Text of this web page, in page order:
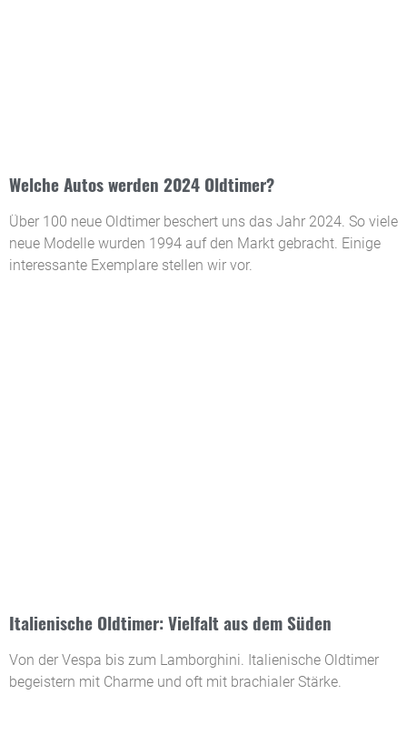
Welche Autos werden 2024 Oldtimer?
Über 100 neue Oldtimer beschert uns das Jahr 2024. So viele
neue Modelle wurden 1994 auf den Markt gebracht. Einige
interessante Exemplare stellen wir vor.
Italienische Oldtimer: Vielfalt aus dem Süden
Von der Vespa bis zum Lamborghini. Italienische Oldtimer
begeistern mit Charme und oft mit brachialer Stärke.